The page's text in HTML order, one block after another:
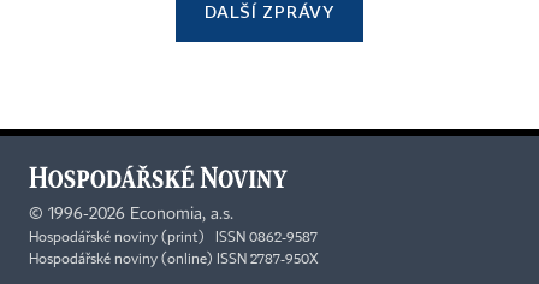
DALŠÍ ZPRÁVY
© 1996-2026 Economia, a.s.
Hospodářské noviny (print) ISSN 0862-9587
Hospodářské noviny (online) ISSN 2787-950X